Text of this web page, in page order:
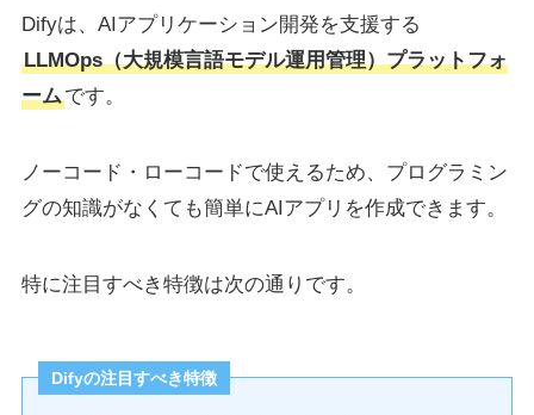
Difyは、AIアプリケーション開発を支援する
LLMOps（大規模言語モデル運用管理）プラットフォ
ームです。
ノーコード・ローコードで使えるため、プログラミン
グの知識がなくても簡単にAIアプリを作成できます。
特に注目すべき特徴は次の通りです。
Difyの注目すべき特徴